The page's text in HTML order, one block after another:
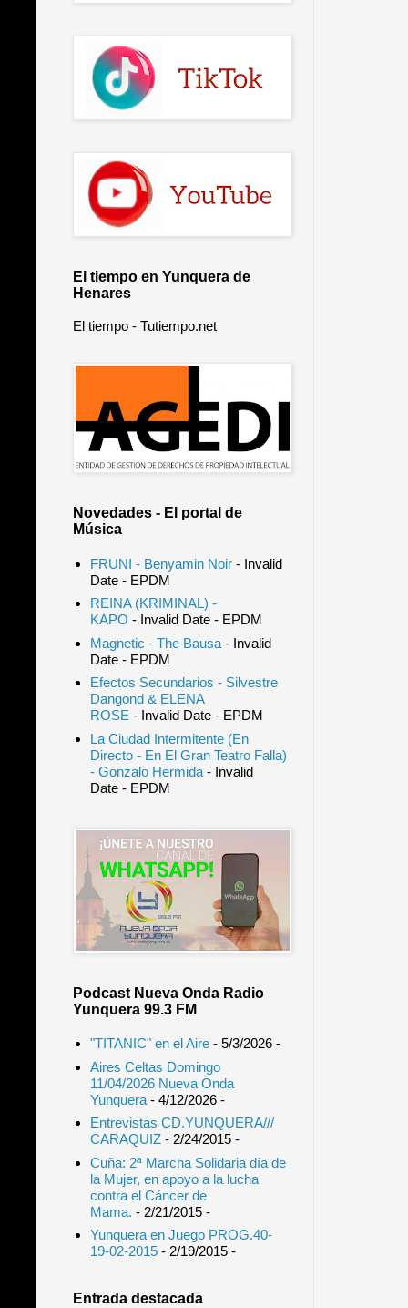
El tiempo en Yunquera de
Henares
El tiempo - Tutiempo.net
Novedades - El portal de
Música
FRUNI - Benyamin Noir- Invalid
Date- EPDM
REINA (KRIMINAL) -
KAPO - Invalid Date- EPDM
Magnetic - The Bausa- Invalid
Date- EPDM
Efectos Secundarios - Silvestre
Dangond & ELENA
ROSE - Invalid Date- EPDM
La Ciudad Intermitente (En
Directo - En El Gran Teatro Falla)
- Gonzalo Hermida- Invalid
Date- EPDM
Podcast Nueva Onda Radio
Yunquera 99.3 FM
"TITANIC" en el Aire- 5/3/2026-
Aires Celtas Domingo
11/04/2026 Nueva Onda
Yunquera- 4/12/2026-
Entrevistas CD.YUNQUERA///
CARAQUIZ- 2/24/2015-
Cuña: 2ª Marcha Solidaria día de
la Mujer, en apoyo a la lucha
contra el Cáncer de
Mama. - 2/21/2015-
Yunquera en Juego PROG.40-
19-02-2015- 2/19/2015-
Entrada destacada